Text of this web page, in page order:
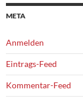
META
Anmelden
Eintrags-Feed
Kommentar-Feed